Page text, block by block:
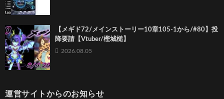
【メギド72/メインストーリー10章105-1から/#80】投
降要請【Vtuber/樫城槌】
2026.08.05
運営サイトからのお知らせ